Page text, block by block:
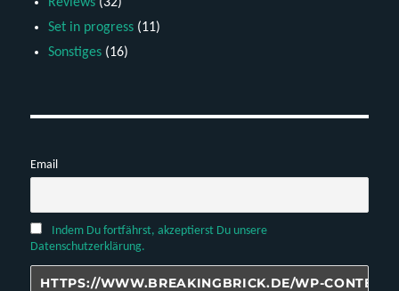
Reviews (32)
Set in progress (11)
Sonstiges (16)
Email
Indem Du fortfährst, akzeptierst Du unsere
Datenschutzerklärung.